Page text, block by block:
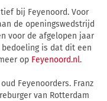
bij Feyenoord. Voor
de openingswedstrijd
voor de afgelopen jaar
is dat dit een
op Feyenoord.nl.
Feyenoorders. Franz
van Rotterdam